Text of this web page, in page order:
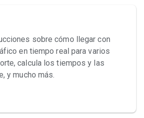
sobre cómo llegar con
en tiempo real para varios
calcula los tiempos y las
y mucho más.